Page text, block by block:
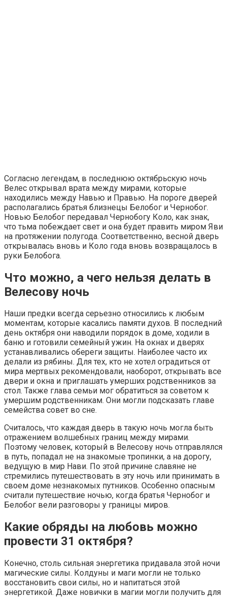
Согласно легендам, в последнюю октябрьскую ночь
Велес открывал врата между мирами, которые
находились между Навью и Правью. На пороге дверей
располагались братья близнецы Белобог и Чернобог.
Новью Белобог передавал Чернобогу Коло, как знак,
что тьма побеждает свет и она будет править миром Яви
на протяжении полугода. Соответственно, весной дверь
открывалась вновь и Коло года вновь возвращалось в
руки Белобога.
Что можно, а чего нельзя делать в
Велесову ночь
Наши предки всегда серьезно относились к любым
моментам, которые касались памяти духов. В последний
день октября они наводили порядок в доме, ходили в
баню и готовили семейный ужин. На окнах и дверях
устанавливались обереги защиты. Наиболее часто их
делали из рябины. Для тех, кто не хотел оградиться от
мира мертвых рекомендовали, наоборот, открывать все
двери и окна и приглашать умерших родственников за
стол. Также глава семьи мог обратиться за советом к
умершим родственникам. Они могли подсказать главе
семейства совет во сне.
Считалось, что каждая дверь в такую ночь могла быть
отражением волшебных границ между мирами.
Поэтому человек, который в Велесову ночь отправлялся
в путь, попадал не на знакомые тропинки, а на дорогу,
ведущую в мир Нави. По этой причине славяне не
стремились путешествовать в эту ночь или принимать в
своем доме незнакомых путников. Особенно опасным
считали путешествие ночью, когда братья Чернобог и
Белобог вели разговоры у границы миров.
Какие обряды на любовь можно
провести 31 октября?
Конечно, столь сильная энергетика придавала этой ночи
магические силы. Колдуны и маги могли не только
восстановить свои силы, но и напитаться этой
энергетикой. Даже новички в магии могли получить для